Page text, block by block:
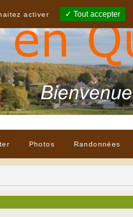
Photos Randonnées
activer
Tout accepter